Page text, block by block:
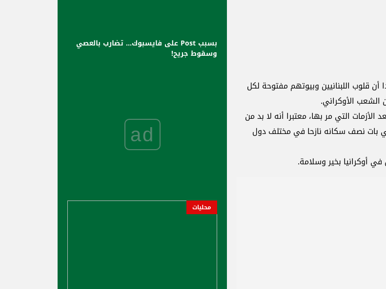
قلوب اللبنانيين وبيوتهم مفتوحة لكل
الشعب الأوكراني.
التي مر بها، معتبرا أنه لا بد من
بات نصف سكانه نازحا في مختلف دول
في أوكرانيا بخير وسلامة.
بسبب Post على فايسبوك... تضارب بالعصي
وسقوط جريح!
ad
محليات